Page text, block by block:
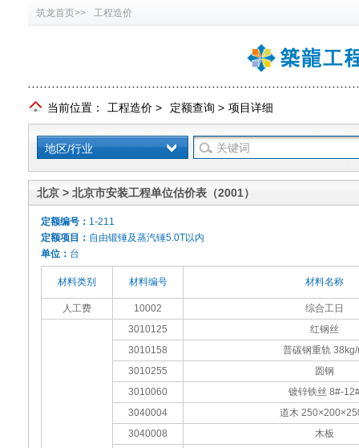
筑龙首页>> 工程造价
当前位置： 工程造价 > 定额查询 > 项目详细
地区/行业
北京 > 北京市安装工程单位估价表（2001）
定额编号： 1-211
定额项目： 自由锻锤及蒸汽锤5.0T以内
单位： 台
材料类别 材料编号 材料名称
人工费 10002 综合工日
3010125
红钢丝
3010158
普碳钢重轨
3010255
圆钢
3010060
镀锌铁丝 8#-
3040004
道木
3040008
木板